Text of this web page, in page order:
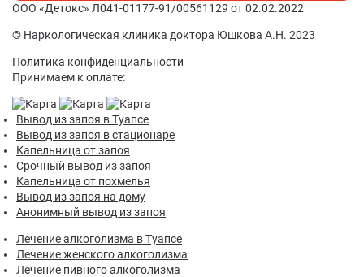
ООО «Детокс» Л041-01177-91/00561129 от 02.02.2022
© Наркологическая клиника доктора Юшкова А.Н. 2023
Политика конфиденциальности
Принимаем к оплате:
Вывод из запоя в Туапсе
Вывод из запоя в стационаре
Капельница от запоя
Срочный вывод из запоя
Капельница от похмелья
Вывод из запоя на дому
Анонимный вывод из запоя
Лечение алкоголизма в Туапсе
Лечение женского алкоголизма
Лечение пивного алкоголизма